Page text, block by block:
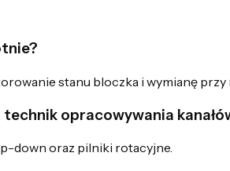
stanu bloczka i wymianę
opracowywania
down oraz pilniki rotacyjne.